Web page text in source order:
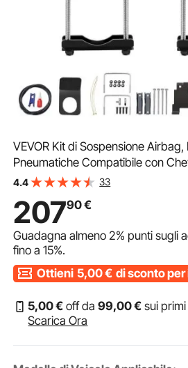
VEVOR Kit di Sospensione
Pneumatiche Compatibile con
GMC Sierra 1500 2WD 4WD 2007-
4.4 33
20790€
Guadagna almeno2% punti sugli
fino a15%.
Ottieni 5,00€ di sconto
5,00€ off da99,00€ sui
Scarica Ora